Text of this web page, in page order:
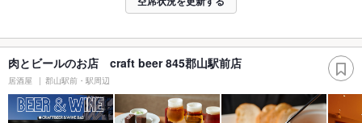
肉とビールのお店 craft beer 845郡山駅前店
居酒屋 郡山駅前・駅周辺